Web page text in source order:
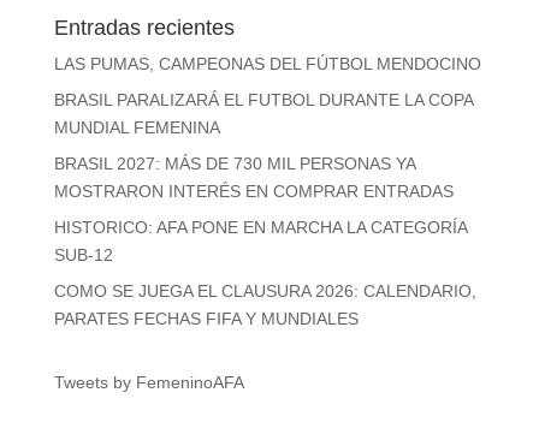
Entradas recientes
LAS PUMAS, CAMPEONAS DEL FÚTBOL MENDOCINO
BRASIL PARALIZARÁ EL FUTBOL DURANTE LA COPA
MUNDIAL FEMENINA
BRASIL 2027: MÁS DE 730 MIL PERSONAS YA
MOSTRARON INTERÉS EN COMPRAR ENTRADAS
HISTORICO: AFA PONE EN MARCHA LA CATEGORÍA
SUB-12
COMO SE JUEGA EL CLAUSURA 2026: CALENDARIO,
PARATES FECHAS FIFA Y MUNDIALES
Tweets by FemeninoAFA